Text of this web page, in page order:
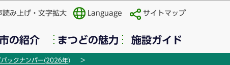
読み上げ・文字拡大 Language サイトマップ
の紹介 まつどの魅力 施設ガイド
バックナンバー(2026年)